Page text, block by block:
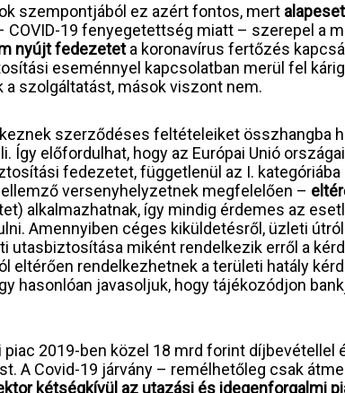
szempontjából ez azért fontos, mert
COVID-19 fenyegetettség miatt – szerepel a
nyújt fedezeteta koronavírus fertőzés
eseménnyel kapcsolatban merül fel
a szolgáltatást, mások viszont nem.
szerződéses feltételeiket összhangba
Így előfordulhat, hogy az Európai Unió
fedezetet, függetlenül az I.
versenyhelyzetnek megfelelően –
alkalmazhatnak, így mindig érdemes az
Amennyiben céges kiküldetésről, üzleti
utasbiztosítása miként rendelkezik erről a
eltérően rendelkezhetnek a területi hatály
hasonlóan javasoljuk, hogy tájékozódjon
2019-ben közel 18 mrd forint
A Covid-19 járvány – remélhetőleg csak
kétségkívül az utazási és idegenforgalmi